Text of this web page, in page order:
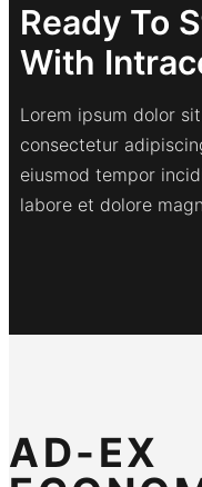
Ready To
With
Lorem ipsum dolor
consectetur
eiusmod tempor
labore et dolore
AD-EX